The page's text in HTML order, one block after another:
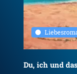
Du, ich und